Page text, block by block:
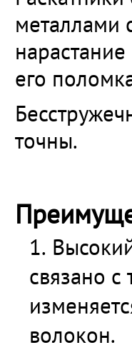
металлами
его
точны.
связано
волокон.